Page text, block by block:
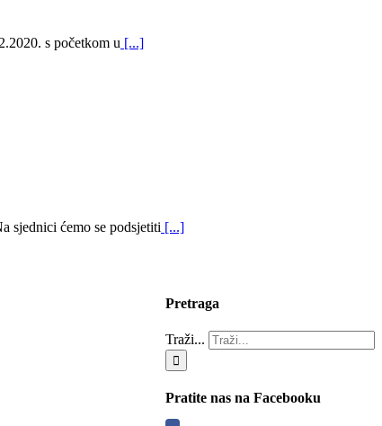
s početkom u [...]
sjednici ćemo se podsjetiti [...]
Pretraga
Traži...
Pratite nas na Facebooku